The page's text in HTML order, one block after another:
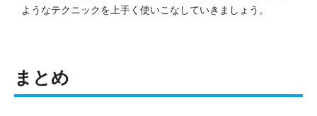
ようなテクニックを上手く使いこなしていきましょう。
まとめ